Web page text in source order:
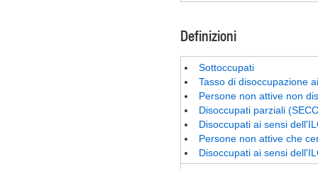
Definizioni
Sottoccupati
Tasso di disoccupazione
Persone non attive non
Disoccupati parziali
Disoccupati ai sensi
Persone non attive che
Disoccupati ai sensi